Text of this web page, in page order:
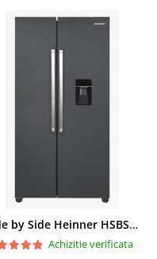
Side by Side Heinner HSBS-HM439NFINVDGWDE++, Total No Frost, Compresor Inverter, Dozator Apa, Display Touch LED, 439 L, Clasa E, Gri Antracit Texturat
Achizitie verificata